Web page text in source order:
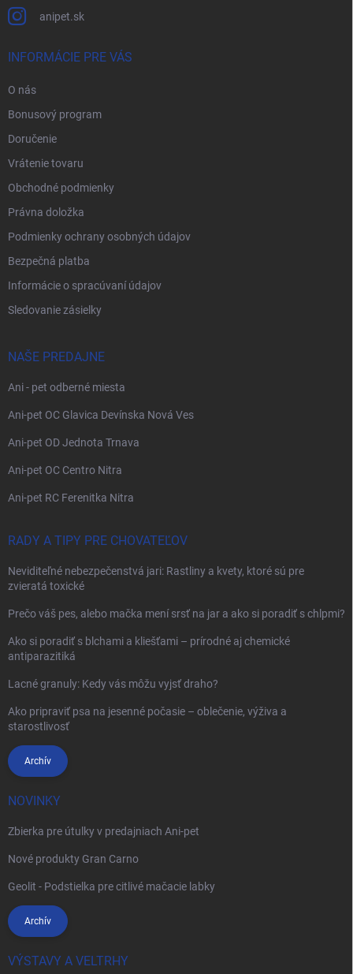
anipet.sk
INFORMÁCIE PRE VÁS
O nás
Bonusový program
Doručenie
Vrátenie tovaru
Obchodné podmienky
Právna doložka
Podmienky ochrany osobných údajov
Bezpečná platba
Informácie o spracúvaní údajov
Sledovanie zásielky
NAŠE PREDAJNE
Ani - pet odberné miesta
Ani-pet OC Glavica Devínska Nová Ves
Ani-pet OD Jednota Trnava
Ani-pet OC Centro Nitra
Ani-pet RC Ferenitka Nitra
RADY A TIPY PRE CHOVATEĽOV
Neviditeľné nebezpečenstvá jari: Rastliny a kvety, ktoré sú pre
zvieratá toxické
Prečo váš pes, alebo mačka mení srsť na jar a ako si poradiť s chlpmi?
Ako si poradiť s blchami a kliešťami – prírodné aj chemické
antiparazitiká
Lacné granuly: Kedy vás môžu vyjsť draho?
Ako pripraviť psa na jesenné počasie – oblečenie, výživa a
starostlivosť
Archív
NOVINKY
Zbierka pre útulky v predajniach Ani-pet
Nové produkty Gran Carno
Geolit - Podstielka pre citlivé mačacie labky
Archív
VÝSTAVY A VELTRHY